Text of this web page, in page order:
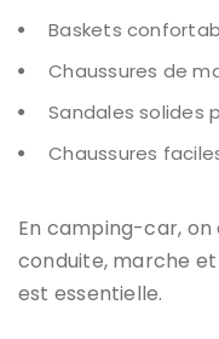
Baskets
Chaussures de
Sandales solides
Chaussures
En camping-car,
conduite, marche
est essentielle.